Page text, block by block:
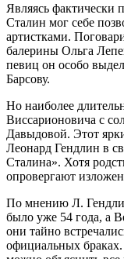
Являясь фактически
Сталин мог себе
артистками.
балерины Ольга
певиц он особо
Барсову.
Но наиболее
Виссарионовича с
Давыдовой. Этот
Леонард Гендлин в
Сталина». Хотя
опровергают
По мнению Л.
было уже 54 года, а
они тайно
официальных